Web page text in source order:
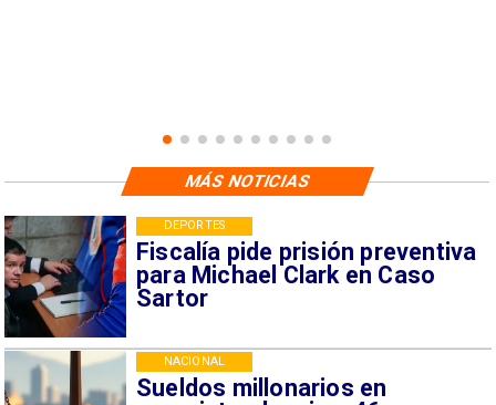
Fiscalía pide prisión preventiva
para Michael Clark en Caso
Sartor
DEPORTES
Sueldos millonarios en
NACIONAL
MÁS NOTICIAS